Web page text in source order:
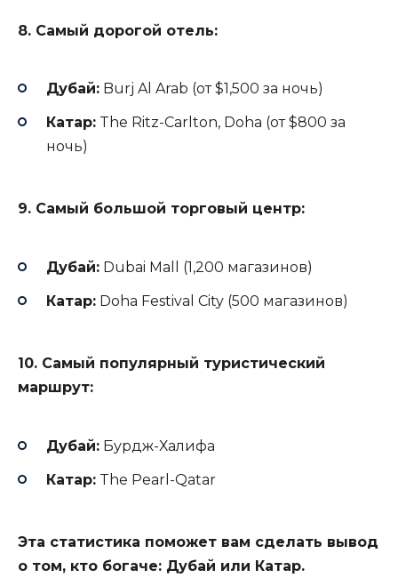
8. Самый дорогой отель:
Дубай: Burj Al Arab (от $1,500 за ночь)
Катар: The Ritz-Carlton, Doha (от $800 за
ночь)
9. Самый большой торговый центр:
Дубай: Dubai Mall (1,200 магазинов)
Катар: Doha Festival City (500 магазинов)
10. Самый популярный туристический
маршрут:
Дубай: Бурдж-Халифа
Катар: The Pearl-Qatar
Эта статистика поможет вам сделать вывод
о том, кто богаче: Дубай или Катар.